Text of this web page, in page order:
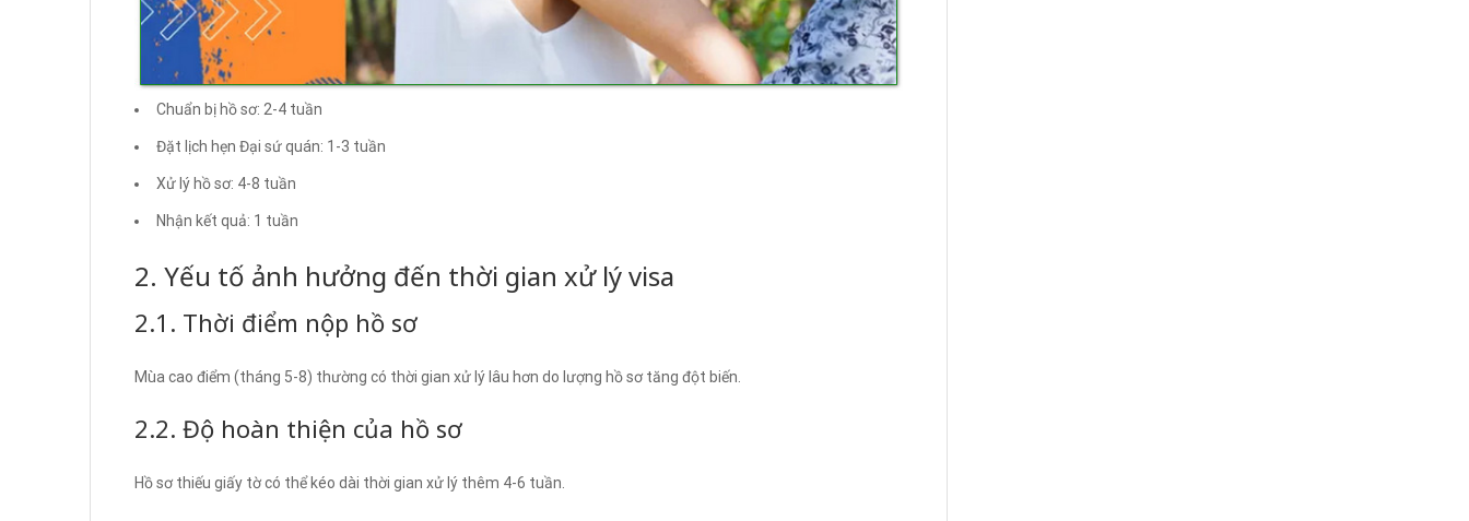
Chuẩn bị hồ sơ: 2-4 tuần
Đặt lịch hẹn Đại sứ quán: 1-3 tuần
Xử lý hồ sơ: 4-8 tuần
Nhận kết quả: 1 tuần
2. Yếu tố ảnh hưởng đến thời gian xử lý visa
2.1. Thời điểm nộp hồ sơ
Mùa cao điểm (tháng 5-8) thường có thời gian xử lý lâu hơn do lượng hồ sơ tăng đột biến.
2.2. Độ hoàn thiện của hồ sơ
Hồ sơ thiếu giấy tờ có thể kéo dài thời gian xử lý thêm 4-6 tuần.